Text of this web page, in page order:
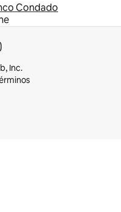
Condado
Inc.